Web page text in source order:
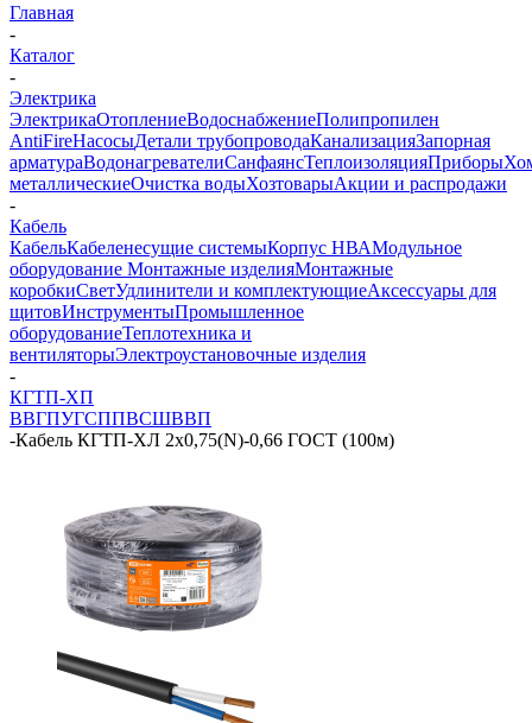
Главная
-
Каталог
-
Электрика
ЭлектрикаОтоплениеВодоснабжениеПолипропилен
AntiFireНасосыДетали трубопроводаКанализацияЗапорная
арматураВодонагревателиСанфаянсТеплоизоляцияПриборы
металлическиеОчистка водыХозтоварыАкции и распродажи
-
Кабель
КабельКабеленесущие системыКорпус НВАМодульное
оборудование Монтажные изделияМонтажные
коробкиСветУдлинители и комплектующиеАксессуары для
щитовИнструментыПромышленное
оборудованиеТеплотехника и
вентиляторыЭлектроустановочные изделия
-
КГТП-ХП
ВВГПУГСППВСШВВП
-Кабель КГТП-ХЛ 2х0,75(N)-0,66 ГОСТ (100м)